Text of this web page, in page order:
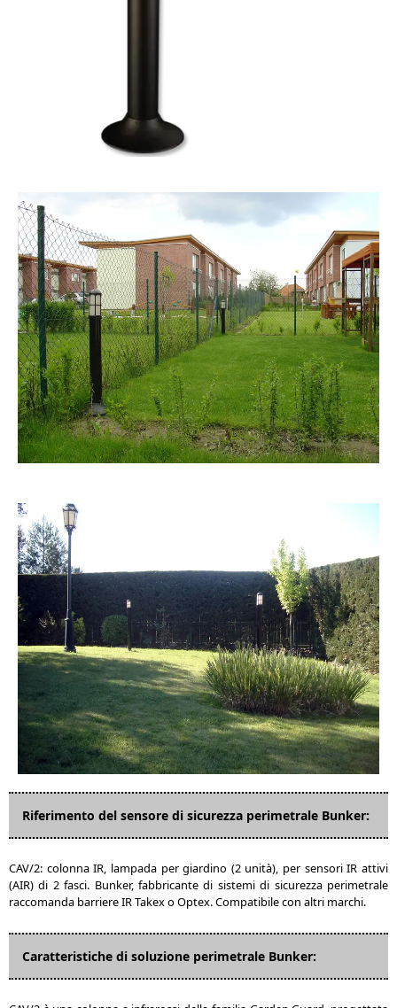
Riferimento del sensore di sicurezza perimetrale Bunker:
CAV/2: colonna IR, lampada per giardino (2 unità), per sensori IR attivi
(AIR) di 2 fasci. Bunker, fabbricante di sistemi di sicurezza perimetrale
raccomanda barriere IR Takex o Optex. Compatibile con altri marchi.
Caratteristiche di soluzione perimetrale Bunker: